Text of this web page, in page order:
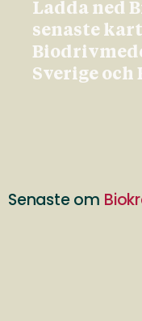
Ladda ned
senaste
Sverige och
Senaste om